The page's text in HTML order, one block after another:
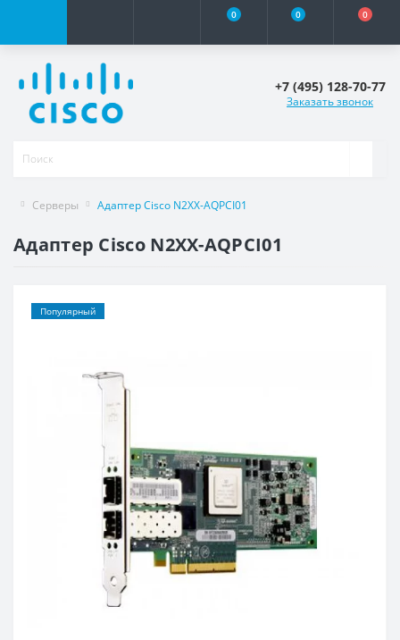
0 0 0
+7 (495) 128-70-77
Заказать звонок
Серверы Адаптер Cisco N2XX-AQPCI01
Адаптер Cisco N2XX-AQPCI01
Популярный